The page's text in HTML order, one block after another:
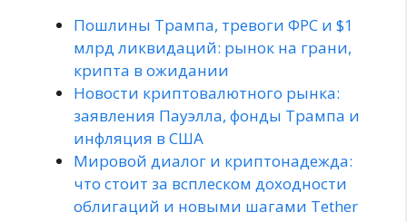
Пошлины Трампа, тревоги ФРС и $1
млрд ликвидаций: рынок на грани,
крипта в ожидании
Новости криптовалютного рынка:
заявления Пауэлла, фонды Трампа и
инфляция в США
Мировой диалог и криптонадежда:
что стоит за всплеском доходности
облигаций и новыми шагами Tether